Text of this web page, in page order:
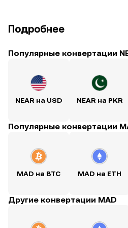
Подробнее
Популярные конвертации
NEAR на USD NEAR на PKR
Популярные конвертации
MAD на BTC MAD на ETH
Другие конвертации MAD